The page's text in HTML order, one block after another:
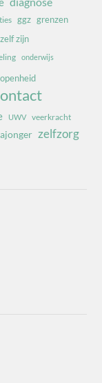
ggz grenzen
zijn
onderwijs
openheid
UWV veerkracht
zelfzorg